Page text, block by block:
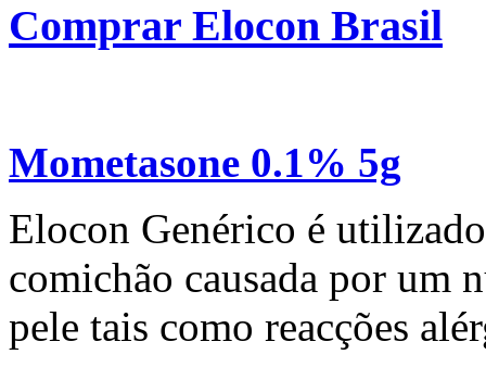
Comprar Elocon Brasil
Mometasone 0.1% 5g
Elocon Genérico é
comichão causada por um
pele tais como reacções